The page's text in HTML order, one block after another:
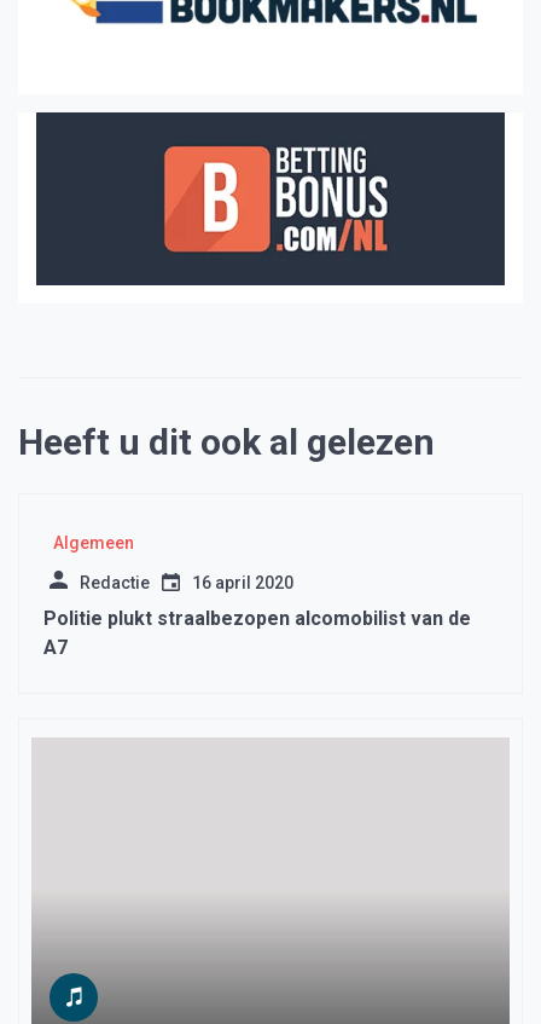
Heeft u dit ook al gelezen
Algemeen
Redactie 16 april 2020
Politie plukt straalbezopen alcomobilist van de
A7